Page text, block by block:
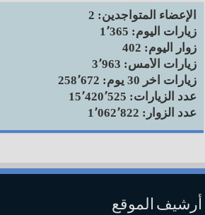
الإعضاء المتواجدين: 2
زيارات اليوم: 1٬365
زوار اليوم: 402
زيارات الأمس: 3٬963
زيارات آخر 30 يوم:
258٬672
عدد الزيارات: 15٬420٬525
عدد الزوار: 1٬062٬822
أرشيف الموقع